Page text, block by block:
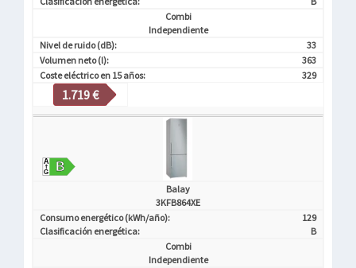
Combi
Independiente
Nivel de ruido (dB):
33
Volumen neto (l):
363
Coste eléctrico en 15 años:
329
1.719 €
Balay
3KFB864XE
Consumo energético (kWh/año):
129
Clasificación energética:
B
Combi
Independiente